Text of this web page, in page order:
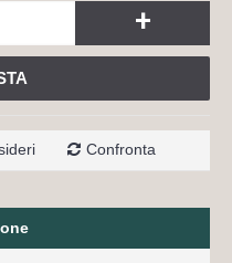
+
Confronta